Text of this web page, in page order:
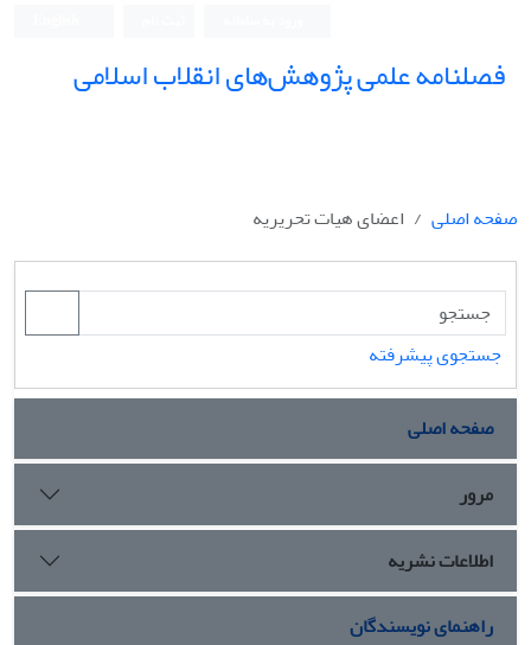
فصلنامه علمی پژوهش‌های انقلاب اسلامی
صفحه اصلی اعضای هیات تحریریه
جستجوی پیشرفته
صفحه اصلی
مرور
اطلاعات نشریه
راهنمای نویسندگان